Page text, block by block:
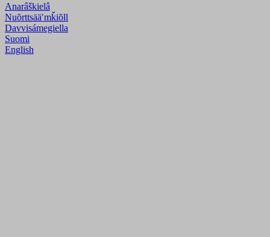
Anarâškielâ
Nuõrttsääʹmǩiõll
Davvisámegiella
Suomi
English